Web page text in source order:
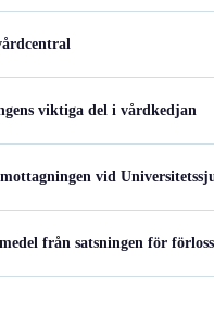
viktiga del i vårdkedjan
vid
från satsningen för